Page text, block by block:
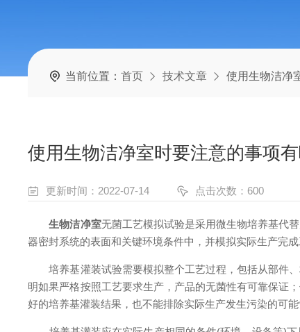
当前位置：首页 技术文章 使用生物洁净
使用生物洁净室时要注意的事项有
更新时间：2022-07-14 点击次数：600
生物洁净室无菌工艺模拟试验是采用微生物培养基代
器密封系统的表面和关键环境条件中，并模拟实际生产完
培养基灌装试验需要模拟整个工艺过程，包括从部件、
明如果严格按照工艺要求生产，产品的无菌性有可靠保证
好的培养基灌装结果，也不能排除实际生产发生污染的可能